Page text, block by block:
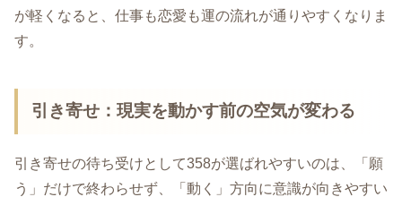
が軽くなると、仕事も恋愛も運の流れが通りやすくなりま
す。
引き寄せ：現実を動かす前の空気が変わる
引き寄せの待ち受けとして358が選ばれやすいのは、「願
う」だけで終わらせず、「動く」方向に意識が向きやすい